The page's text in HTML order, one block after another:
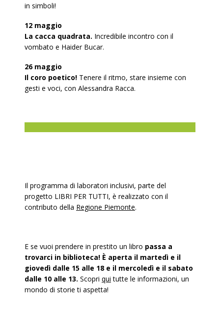
in simboli!
12 maggio
La cacca quadrata. Incredibile incontro con il
vombato e Haider Bucar.
26 maggio
Il coro poetico! Tenere il ritmo, stare insieme con
gesti e voci, con Alessandra Racca.
Il programma di laboratori inclusivi, parte del
progetto LIBRI PER TUTTI, è realizzato con il
contributo della Regione Piemonte.
E se vuoi prendere in prestito un libro passa a
trovarci in biblioteca! È aperta il martedì e il
giovedì dalle 15 alle 18 e il mercoledì e il sabato
dalle 10 alle 13. Scopri qui tutte le informazioni, un
mondo di storie ti aspetta!